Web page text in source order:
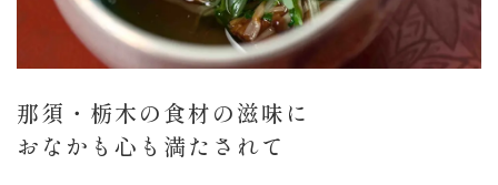
那須・栃木の食材の滋味に
おなかも心も満たされて